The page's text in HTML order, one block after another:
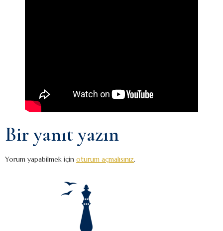
Bir yanıt yazın
Yorum yapabilmek için oturum açmalısınız.